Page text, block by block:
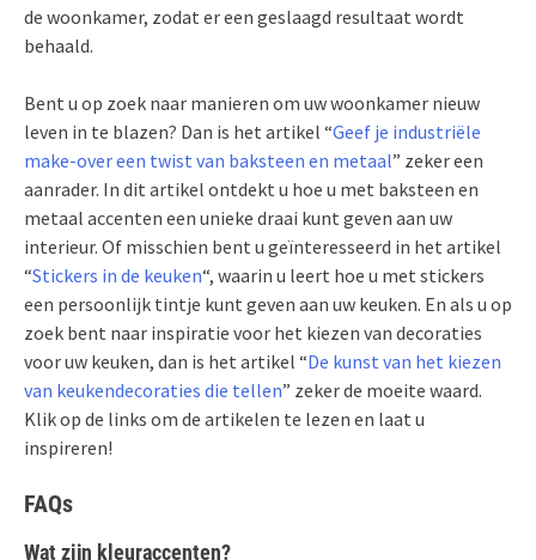
de woonkamer, zodat er een geslaagd resultaat wordt
behaald.
Bent u op zoek naar manieren om uw woonkamer nieuw
leven in te blazen? Dan is het artikel “Geef je industriële
make-over een twist van baksteen en metaal” zeker een
aanrader. In dit artikel ontdekt u hoe u met baksteen en
metaal accenten een unieke draai kunt geven aan uw
interieur. Of misschien bent u geïnteresseerd in het artikel
“Stickers in de keuken“, waarin u leert hoe u met stickers
een persoonlijk tintje kunt geven aan uw keuken. En als u op
zoek bent naar inspiratie voor het kiezen van decoraties
voor uw keuken, dan is het artikel “De kunst van het kiezen
van keukendecoraties die tellen” zeker de moeite waard.
Klik op de links om de artikelen te lezen en laat u
inspireren!
FAQs
Wat zijn kleuraccenten?